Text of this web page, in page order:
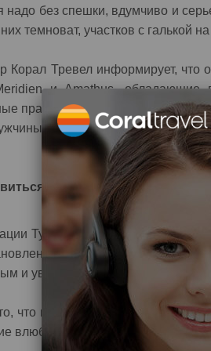
надо без спешки, вдумчиво и
темноват, участков с галькой
Корал Тревел информирует, что
и Amathus, обладающие
правила, которые приняты в
должны привести себе на
Турагентства Coral Travel, на
различные водные
и увлекательным. Любители
что цены на отдых на Кипре в
влюбленные пары устраивают